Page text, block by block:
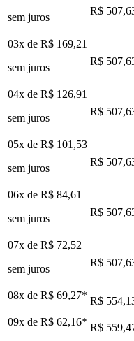
sem juros
R$
03x de R$ 169,21
sem juros
R$
04x de R$ 126,91
sem juros
R$
05x de R$ 101,53
sem juros
R$
06x de R$ 84,61
sem juros
R$
07x de R$ 72,52
sem juros
R$
08x de R$ 69,27* R$
09x de R$ 62,16* R$